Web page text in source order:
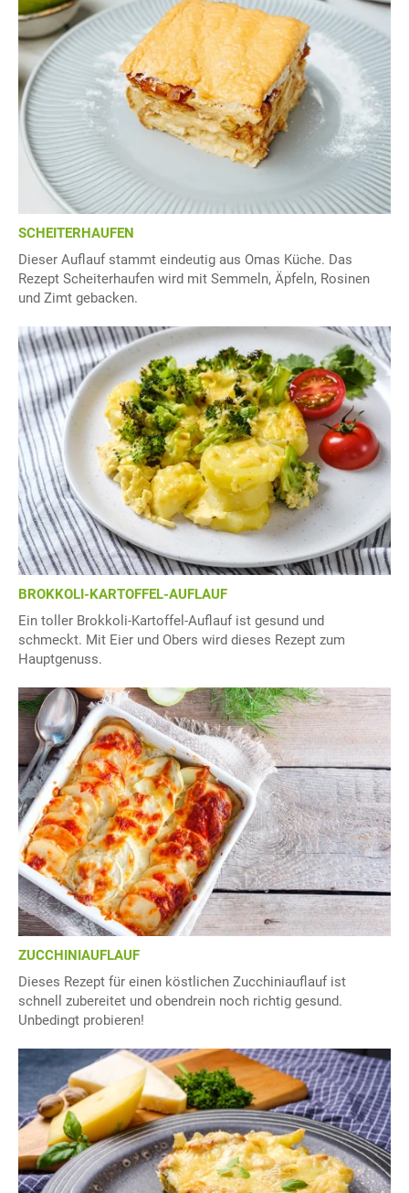
SCHEITERHAUFEN
Dieser Auflauf stammt eindeutig aus Omas Küche. Das
Rezept Scheiterhaufen wird mit Semmeln, Äpfeln, Rosinen
und Zimt gebacken.
BROKKOLI-KARTOFFEL-AUFLAUF
Ein toller Brokkoli-Kartoffel-Auflauf ist gesund und
schmeckt. Mit Eier und Obers wird dieses Rezept zum
Hauptgenuss.
ZUCCHINIAUFLAUF
Dieses Rezept für einen köstlichen Zucchiniauflauf ist
schnell zubereitet und obendrein noch richtig gesund.
Unbedingt probieren!